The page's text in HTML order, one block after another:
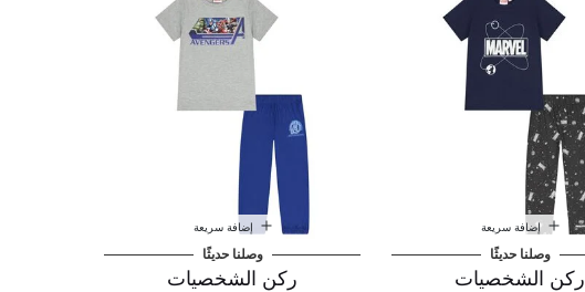
إضافة سريعة
وصلنا حديثًا
ركن الشخصيات
إضافة سريعة
وصلنا حديثًا
ركن الشخصيات